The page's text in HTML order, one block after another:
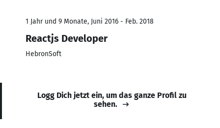
1 Jahr und 9 Monate, Juni 2016 - Feb. 2018
Reactjs Developer
HebronSoft
Logg Dich jetzt ein, um das ganze Profil zu
sehen.